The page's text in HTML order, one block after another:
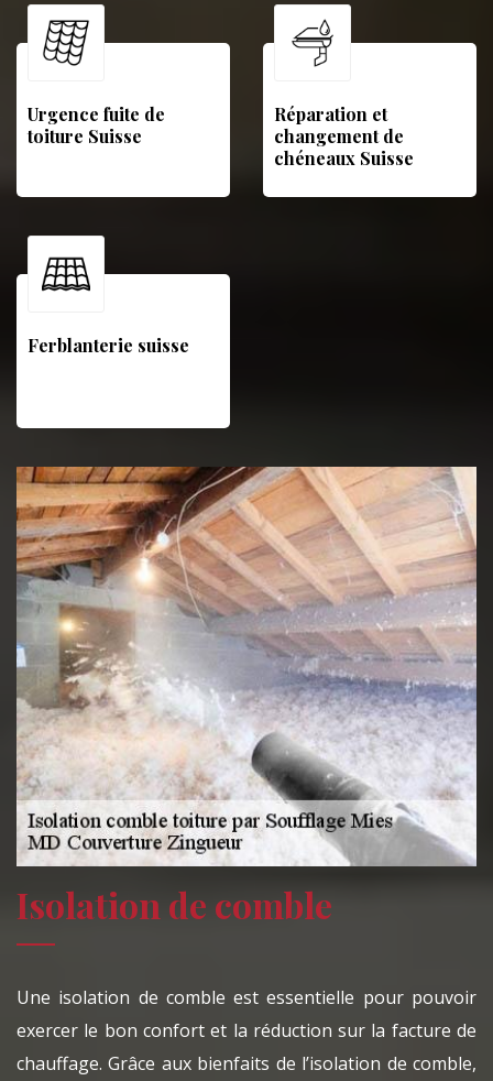
Urgence fuite de
toiture Suisse
Réparation et
changement de
chéneaux Suisse
Ferblanterie suisse
Isolation de comble
Une isolation de comble est essentielle pour pouvoir
exercer le bon confort et la réduction sur la facture de
chauffage. Grâce aux bienfaits de l’isolation de comble,